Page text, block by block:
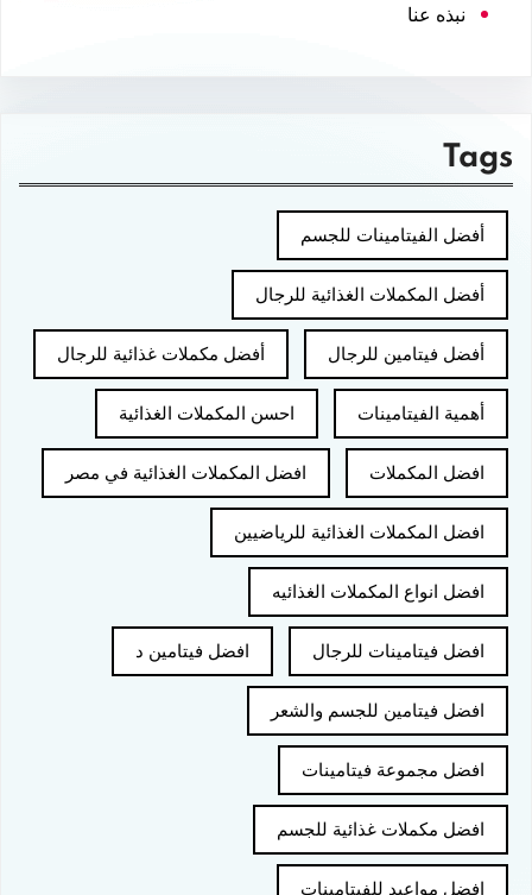
نبذه عنا
Tags
أفضل الفيتامينات للجسم
أفضل المكملات الغذائية للرجال
أفضل فيتامين للرجال أفضل مكملات غذائية للرجال
أهمية الفيتامينات احسن المكملات الغذائية
افضل المكملات افضل المكملات الغذائية في مصر
افضل المكملات الغذائية للرياضيين
افضل انواع المكملات الغذائيه
افضل فيتامينات للرجال افضل فيتامين د
افضل فيتامين للجسم والشعر
افضل مجموعة فيتامينات
افضل مكملات غذائية للجسم
افضل مواعيد للفيتامينات